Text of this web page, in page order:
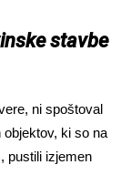
stavbe
ni spoštoval
ki so na
pustili izjemen